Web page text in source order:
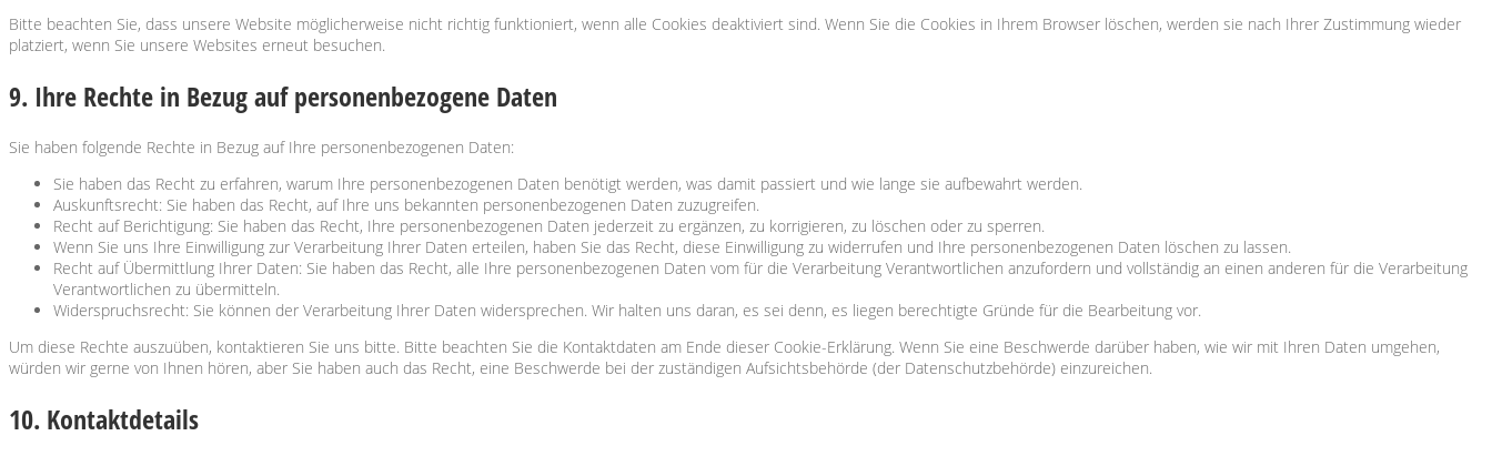
Bitte beachten Sie, dass unsere Website möglicherweise nicht richtig funktioniert, wenn alle Cookies deaktiviert sind. Wenn Sie die Cookies in Ihrem Browser löschen, werden sie nach Ihrer Zustimmung wieder
platziert, wenn Sie unsere Websites erneut besuchen.
9. Ihre Rechte in Bezug auf personenbezogene Daten
Sie haben folgende Rechte in Bezug auf Ihre personenbezogenen Daten:
Sie haben das Recht zu erfahren, warum Ihre personenbezogenen Daten benötigt werden, was damit passiert und wie lange sie aufbewahrt werden.
Auskunftsrecht: Sie haben das Recht, auf Ihre uns bekannten personenbezogenen Daten zuzugreifen.
Recht auf Berichtigung: Sie haben das Recht, Ihre personenbezogenen Daten jederzeit zu ergänzen, zu korrigieren, zu löschen oder zu sperren.
Wenn Sie uns Ihre Einwilligung zur Verarbeitung Ihrer Daten erteilen, haben Sie das Recht, diese Einwilligung zu widerrufen und Ihre personenbezogenen Daten löschen zu lassen.
Recht auf Übermittlung Ihrer Daten: Sie haben das Recht, alle Ihre personenbezogenen Daten vom für die Verarbeitung Verantwortlichen anzufordern und vollständig an einen anderen für die Verarbeitung
Verantwortlichen zu übermitteln.
Widerspruchsrecht: Sie können der Verarbeitung Ihrer Daten widersprechen. Wir halten uns daran, es sei denn, es liegen berechtigte Gründe für die Bearbeitung vor.
Um diese Rechte auszuüben, kontaktieren Sie uns bitte. Bitte beachten Sie die Kontaktdaten am Ende dieser Cookie-Erklärung. Wenn Sie eine Beschwerde darüber haben, wie wir mit Ihren Daten umgehen,
würden wir gerne von Ihnen hören, aber Sie haben auch das Recht, eine Beschwerde bei der zuständigen Aufsichtsbehörde (der Datenschutzbehörde) einzureichen.
10. Kontaktdetails